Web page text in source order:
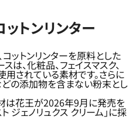
トンリンター
コットンリンターを原料とした
は、化粧品、フェイスマスク、
されている素材です。さらに
の添加物を含まない粉末とし
は花王が2026年9月に発売を
ジェノリュクス クリーム」に採